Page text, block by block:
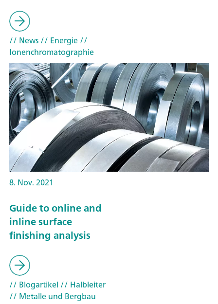
// News// Energie//
Ionenchromatographie
8. Nov. 2021
Guide to online and
inline surface
finishing analysis
// Blogartikel // Halbleiter
// Metalle und Bergbau